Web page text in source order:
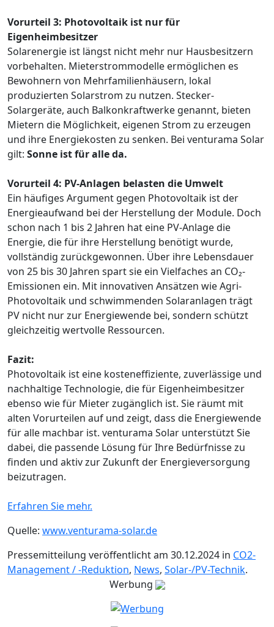
Vorurteil 3: Photovoltaik ist nur für
Eigenheimbesitzer
Solarenergie ist längst nicht mehr nur Hausbesitzern
vorbehalten. Mieterstrommodelle ermöglichen es
Bewohnern von Mehrfamilienhäusern, lokal
produzierten Solarstrom zu nutzen. Stecker-
Solargeräte, auch Balkonkraftwerke genannt, bieten
Mietern die Möglichkeit, eigenen Strom zu erzeugen
und ihre Energiekosten zu senken. Bei venturama Solar
gilt: Sonne ist für alle da.
Vorurteil 4: PV-Anlagen belasten die Umwelt
Ein häufiges Argument gegen Photovoltaik ist der
Energieaufwand bei der Herstellung der Module. Doch
schon nach 1 bis 2 Jahren hat eine PV-Anlage die
Energie, die für ihre Herstellung benötigt wurde,
vollständig zurückgewonnen. Über ihre Lebensdauer
von 25 bis 30 Jahren spart sie ein Vielfaches an CO₂-
Emissionen ein. Mit innovativen Ansätzen wie Agri-
Photovoltaik und schwimmenden Solaranlagen trägt
PV nicht nur zur Energiewende bei, sondern schützt
gleichzeitig wertvolle Ressourcen.
Fazit:
Photovoltaik ist eine kosteneffiziente, zuverlässige und
nachhaltige Technologie, die für Eigenheimbesitzer
ebenso wie für Mieter zugänglich ist. Sie räumt mit
alten Vorurteilen auf und zeigt, dass die Energiewende
für alle machbar ist. venturama Solar unterstützt Sie
dabei, die passende Lösung für Ihre Bedürfnisse zu
finden und aktiv zur Zukunft der Energieversorgung
beizutragen.
Erfahren Sie mehr.
Quelle: www.venturama-solar.de
Pressemitteilung veröffentlicht am 30.12.2024 in CO2-
Management / -Reduktion, News, Solar-/PV-Technik.
Werbung